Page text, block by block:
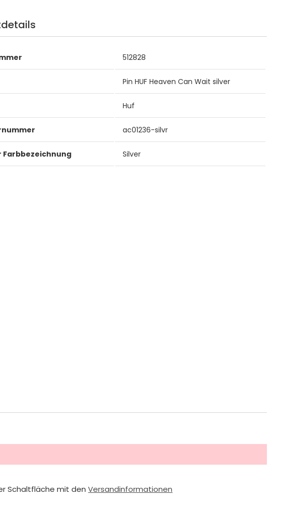
512828
Pin HUF Heaven Can Wait silver
Huf
ac01236-silvr
Farbbezeichnung Silver
Schaltfläche mit denVersandinformationen